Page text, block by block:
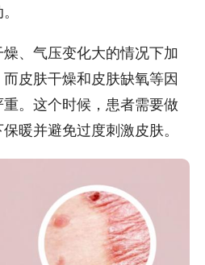
、气压变化大的情况下加
皮肤干燥和皮肤缺氧等因
。这个时候，患者需要做
暖并避免过度刺激皮肤。